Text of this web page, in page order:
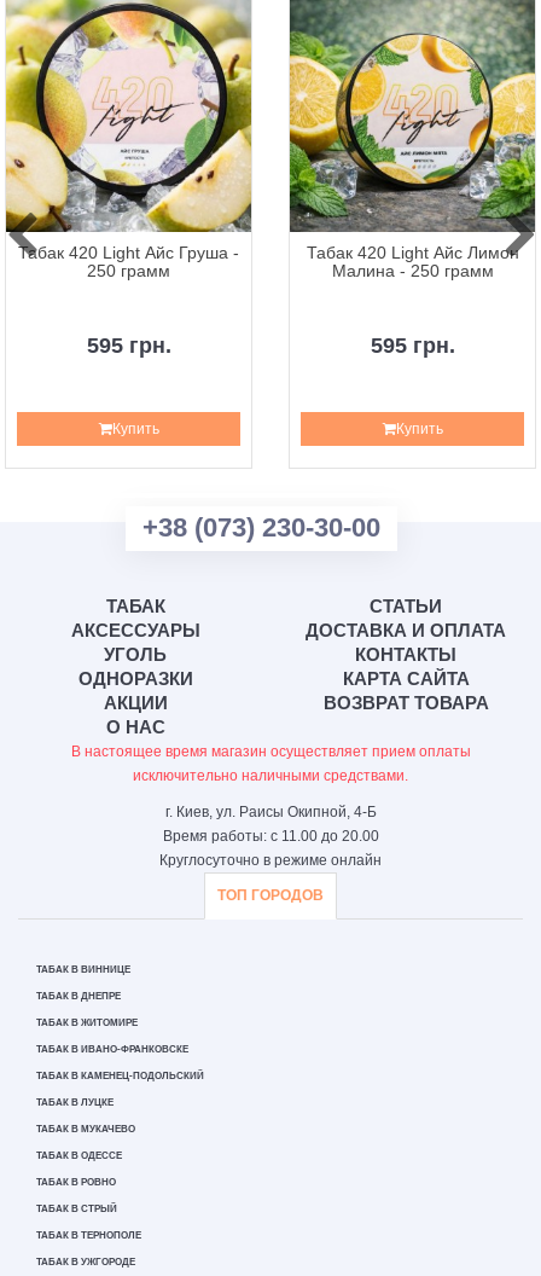
Табак 420 Light Айс Груша -
250 грамм
595 грн.
Купить
Табак 420 Light Айс Лимон
Малина - 250 грамм
595 грн.
Купить
+38 (073) 230-30-00
ТАБАК
АКСЕССУАРЫ
УГОЛЬ
ОДНОРАЗКИ
АКЦИИ
О НАС
СТАТЬИ
ДОСТАВКА И ОПЛАТА
КОНТАКТЫ
КАРТА САЙТА
ВОЗВРАТ ТОВАРА
В настоящее время магазин осуществляет прием оплаты
исключительно наличными средствами.
г. Киев, ул. Раисы Окипной, 4-Б
Время работы: с 11.00 до 20.00
Круглосуточно в режиме онлайн
ТОП ГОРОДОВ
ТАБАК В ВИННИЦЕ
ТАБАК В ДНЕПРЕ
ТАБАК В ЖИТОМИРЕ
ТАБАК В ИВАНО-ФРАНКОВСКЕ
ТАБАК В КАМЕНЕЦ-ПОДОЛЬСКИЙ
ТАБАК В ЛУЦКЕ
ТАБАК В МУКАЧЕВО
ТАБАК В ОДЕССЕ
ТАБАК В РОВНО
ТАБАК В СТРЫЙ
ТАБАК В ТЕРНОПОЛЕ
ТАБАК В УЖГОРОДЕ